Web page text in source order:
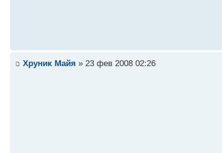
Хруник Майя » 23 фев 2008 02:26